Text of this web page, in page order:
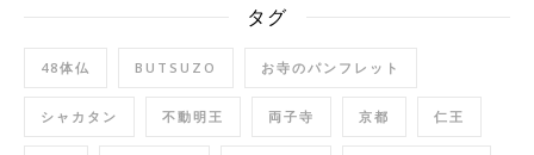
タグ
48体仏 BUTSUZO お寺のパンフレット
シャカタン 不動明王 両子寺 京都 仁王